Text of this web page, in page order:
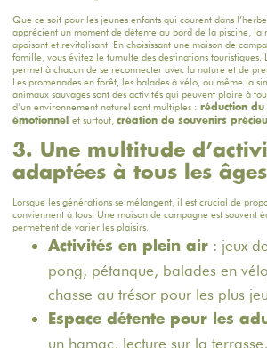
Que ce soit pour les jeunes enfants qui courent dans
apprécient un moment de détente au bord de la piscine, la
apaisant et revitalisant. En choisissant une maison de
famille, vous évitez le tumulte des destinations touristiques.
permet à chacun de se reconnecter avec la nature et de
Les promenades en forêt, les balades à vélo, ou même la
animaux sauvages sont des activités qui peuvent plaire à
d’un environnement naturel sont multiples : réduction
émotionnel et surtout, création de souvenirs
3. Une multitude
adaptées à tous les âges
Lorsque les générations se mélangent, il est crucial de
conviennent à tous. Une maison de campagne est souvent
permettent de varier les plaisirs.
Activités en plein air: jeux
pong, pétanque, balades en
chasse au trésor pour les plus
Espace détente pour les
un hamac, lecture sur la